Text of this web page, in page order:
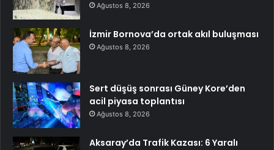
Ağustos 8, 2026
İzmir Bornova’da ortak akıl buluşması
Ağustos 8, 2026
Sert düşüş sonrası Güney Kore’den
acil piyasa toplantısı
Ağustos 8, 2026
Aksaray’da Trafik Kazası: 6 Yaralı